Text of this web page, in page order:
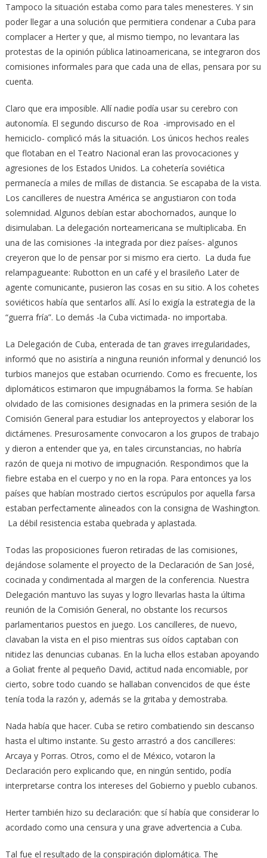
Tampoco la situación estaba como para tales menesteres. Y sin
poder llegar a una solución que permitiera condenar a Cuba para
complacer a Herter y que, al mismo tiempo, no levantara las
protestas de la opinión pública latinoamericana, se integraron dos
comisiones informales para que cada una de ellas, pensara por su
cuenta.
Claro que era imposible. Allí nadie podía usar su cerebro con
autonomía. El segundo discurso de Roa -improvisado en el
hemiciclo- complicó más la situación. Los únicos hechos reales
que flotaban en el Teatro Nacional eran las provocaciones y
agresiones de los Estados Unidos. La cohetería soviética
permanecía a miles de millas de distancia. Se escapaba de la vista.
Los cancilleres de nuestra América se angustiaron con toda
solemnidad. Algunos debían estar abochornados, aunque lo
disimulaban. La delegación norteamericana se multiplicaba. En
una de las comisiones -la integrada por diez países- algunos
creyeron que lo de pensar por si mismo era cierto. La duda fue
relampagueante: Rubotton en un café y el brasileño Later de
agente comunicante, pusieron las cosas en su sitio. A los cohetes
soviéticos había que sentarlos allí. Así lo exigía la estrategia de la
“guerra fría”. Lo demás -la Cuba victimada- no importaba.
La Delegación de Cuba, enterada de tan graves irregularidades,
informó que no asistiría a ninguna reunión informal y denunció los
turbios manejos que estaban ocurriendo. Como es frecuente, los
diplomáticos estimaron que impugnábamos la forma. Se habían
olvidado de las comisiones designadas en la primera sesión de la
Comisión General para estudiar los anteproyectos y elaborar los
dictámenes. Presurosamente convocaron a los grupos de trabajo
y dieron a entender que ya, en tales circunstancias, no habría
razón de queja ni motivo de impugnación. Respondimos que la
fiebre estaba en el cuerpo y no en la ropa. Para entonces ya los
países que habían mostrado ciertos escrúpulos por aquella farsa
estaban perfectamente alineados con la consigna de Washington.
La débil resistencia estaba quebrada y aplastada.
Todas las proposiciones fueron retiradas de las comisiones,
dejándose solamente el proyecto de la Declaración de San José,
cocinada y condimentada al margen de la conferencia. Nuestra
Delegación mantuvo las suyas y logro llevarlas hasta la última
reunión de la Comisión General, no obstante los recursos
parlamentarios puestos en juego. Los cancilleres, de nuevo,
clavaban la vista en el piso mientras sus oídos captaban con
nitidez las denuncias cubanas. En la lucha ellos estaban apoyando
a Goliat frente al pequeño David, actitud nada encomiable, por
cierto, sobre todo cuando se hallaban convencidos de que éste
tenía toda la razón y, además se la gritaba y demostraba.
Nada había que hacer. Cuba se retiro combatiendo sin descanso
hasta el ultimo instante. Su gesto arrastró a dos cancilleres:
Arcaya y Porras. Otros, como el de México, votaron la
Declaración pero explicando que, en ningún sentido, podía
interpretarse contra los intereses del Gobierno y pueblo cubanos.
Herter también hizo su declaración: que sí había que considerar lo
acordado como una censura y una grave advertencia a Cuba.
Tal fue el resultado de la conspiración diplomática. The